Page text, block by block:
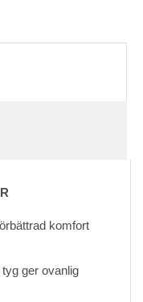
komfort
ger ovanlig